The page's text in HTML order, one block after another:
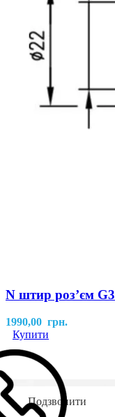
N штир роз’єм
1990,00 грн.
Купити
Подзвонити